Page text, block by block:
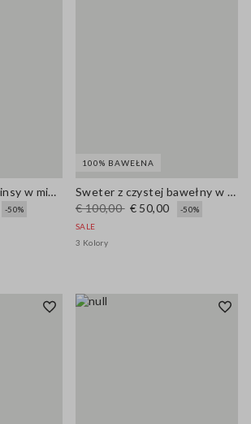
Proste brązowe dżinsy w mieszance bawełny i lyocellu
-50%
100% BAWEŁNA
Sweter z czystej bawełny w wielokolorowe paski regular fit z kołnierzem polo
€ 100,00 € 50,00
-50%
SALE
3 Kolory